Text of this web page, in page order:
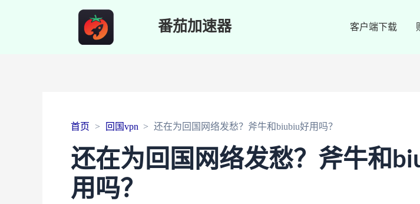
番茄加速器 客户端下载
首页 回国vpn 还在为回国网络发愁？斧牛和biubiu好用吗？
还在为回国网络发愁？斧牛和
用吗？